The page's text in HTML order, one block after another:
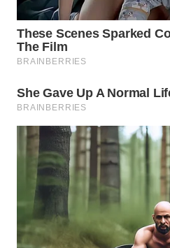
WN
PADANG
LAWAS
WN
SUMEDANG
WN
CIANJUR
KEPULAUAN
SERIBU